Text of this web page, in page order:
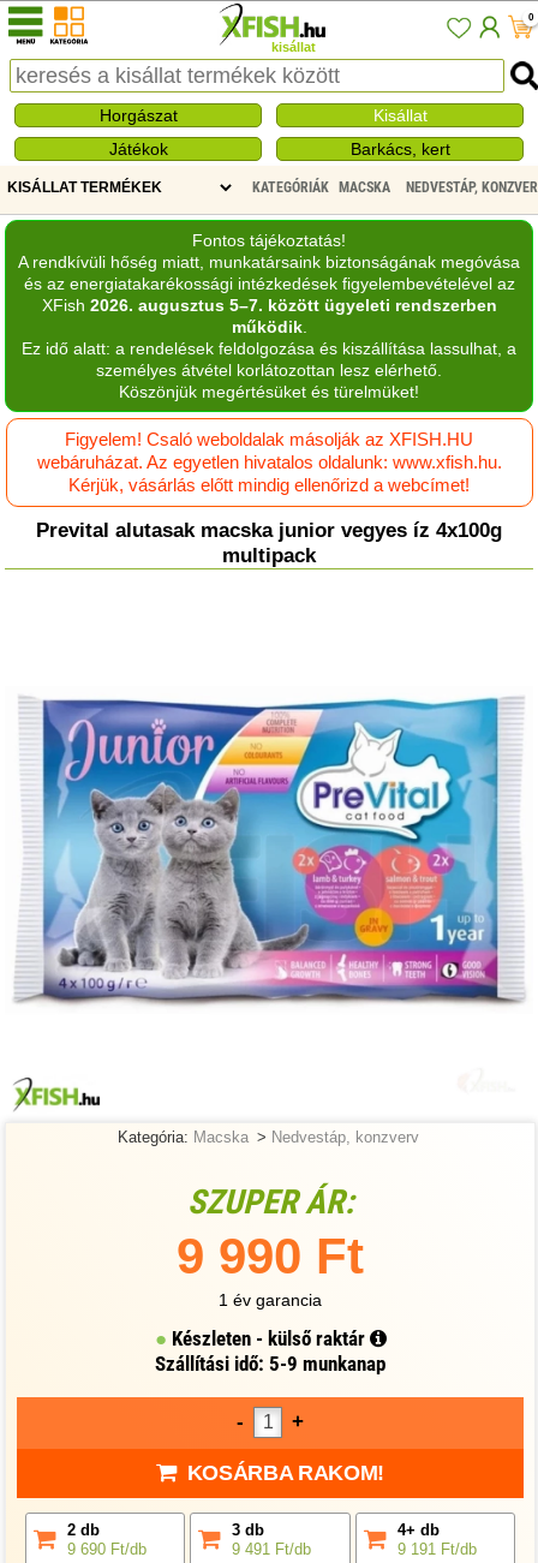
kisállat
0
Horgászat
Kisállat
Játékok
Barkács, kert
KATEGÓRIÁK MACSKA NEDVESTÁP,
Fontos tájékoztatás!
A rendkívüli hőség miatt, munkatársaink biztonságának megóvása
és az energiatakarékossági intézkedések figyelembevételével az
XFish 2026. augusztus 5–7. között ügyeleti rendszerben
működik.
Ez idő alatt: a rendelések feldolgozása és kiszállítása lassulhat, a
személyes átvétel korlátozottan lesz elérhető.
Köszönjük megértésüket és türelmüket!
Figyelem! Csaló weboldalak másolják az XFISH.HU
webáruházat. Az egyetlen hivatalos oldalunk: www.xfish.hu.
Kérjük, vásárlás előtt mindig ellenőrizd a webcímet!
Prevital alutasak macska junior vegyes íz 4x100g
multipack
Kategória: Macska > Nedvestáp, konzverv
SZUPER ÁR:
9 990 Ft
1 év garancia
Készleten - külső raktár
Szállítási idő: 5-9 munkanap
- +
KOSÁRBA RAKOM!
2 db
9 690 Ft/db
3 db
9 491 Ft/db
4+ db
9 191 Ft/db